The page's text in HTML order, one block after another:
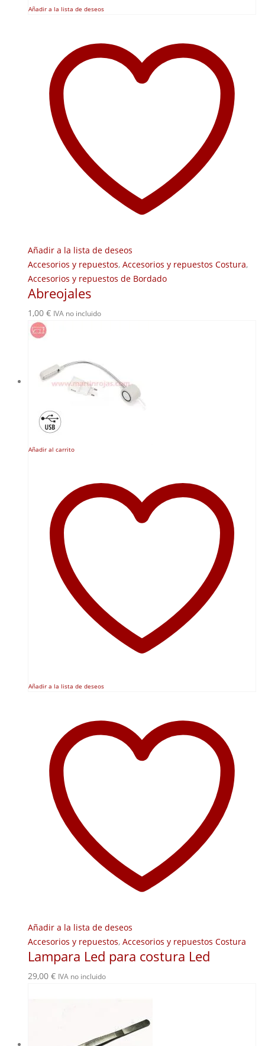
Añadir a la lista de deseos
Añadir a la lista de deseos
Accesorios y repuestos, Accesorios y repuestos Costura,
Accesorios y repuestos de Bordado
Abreojales
1,00 € IVA no incluido
Añadir al carrito
Añadir a la lista de deseos
Añadir a la lista de deseos
Accesorios y repuestos, Accesorios y repuestos Costura
Lampara Led para costura Led
29,00 € IVA no incluido